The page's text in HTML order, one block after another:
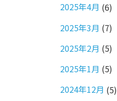
2025年4月 (6)
2025年3月 (7)
2025年2月 (5)
2025年1月 (5)
2024年12月 (5)